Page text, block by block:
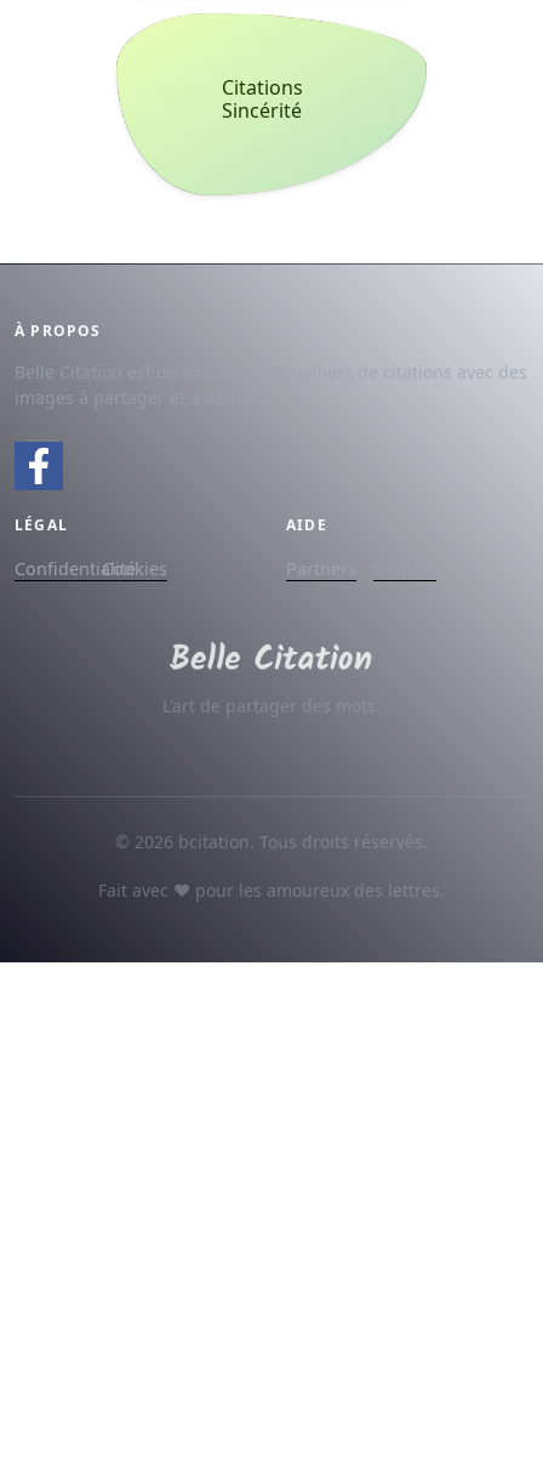
Citations
Sincérité
À PROPOS
Belle Citation est un site avec des milliers de citations avec des
images à partager et à dédier.
LÉGAL
ConfidentialitéCookies
AIDE
Partners
L'art de partager des mots.
© 2026 bcitation. Tous droits réservés.
Fait avec ♥ pour les amoureux des lettres.